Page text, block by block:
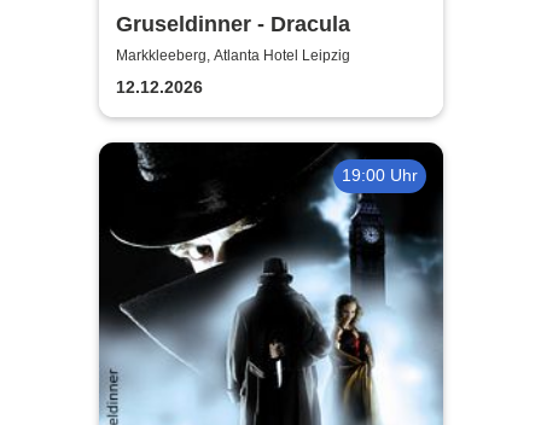
Gruseldinner - Dracula
Markkleeberg, Atlanta Hotel Leipzig
12.12.2026
19:00 Uhr